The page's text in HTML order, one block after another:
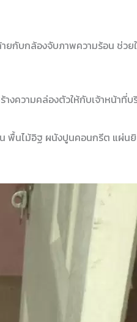
ยกับกล้องจับภาพความร้อน ช่
ความคล่องตัวให้กับเจ้าหน้าที่
นไม้อิฐ ผนังปูนคอนกรีต แผ่น